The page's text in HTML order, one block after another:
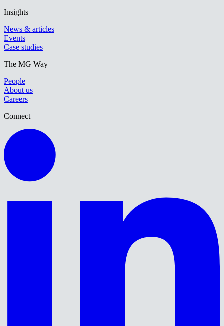
Insights
News & articles
Events
Case studies
The MG Way
People
About us
Careers
Connect